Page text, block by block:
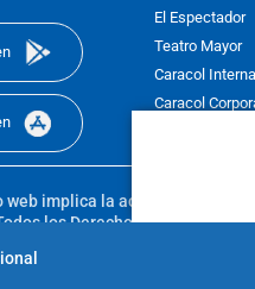
El Espectador
Teatro Mayor
Caracol
Caracol
web implica la aceptación de los
los Derechos Reservados
de su titular.